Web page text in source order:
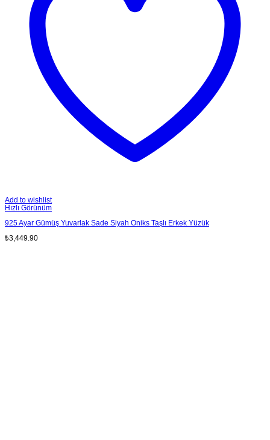
Add to wishlist
Hızlı Görünüm
925 Ayar Gümüş Yuvarlak Sade Siyah Oniks Taşlı Erkek Yüzük
₺3,449.90